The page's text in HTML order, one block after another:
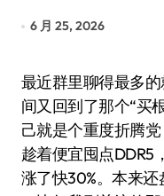
6 月 25, 2026
最近群里聊得最多的就是内存条价格，感觉一夜之
间又回到了那个“买
己就是个重度折腾
趁着便宜囤点DDR5
涨了快30%。本来